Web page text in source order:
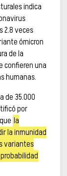
indica
2.8 veces
ómicron
de la
confieren una
humanas.
de 35.000
por
la
la inmunidad
variantes